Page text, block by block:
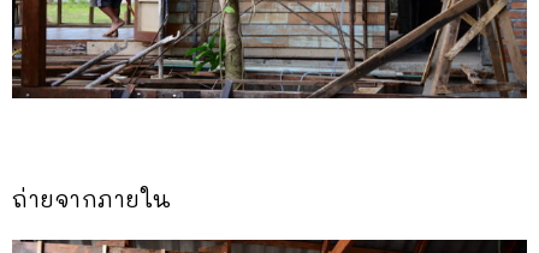
ถ่ายจากภายใน